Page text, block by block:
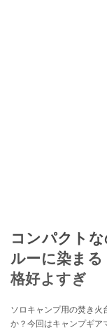
コンパクト
ルーに染ま
格好よすぎ
ソロキャンプ用の焚き火
か？今回はキャンプギア